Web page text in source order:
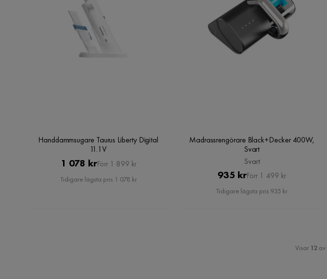
Handdammsugare Taurus Liberty Digital
11.1V
Pris
1 078 krOriginal
Pris
Förr 1 899 kr
Tidigare lägsta pris 1 078 kr
Madrassrengörare Black+Decker 400W,
Svart
Svart
Pris
935 kr Original
Pris
Förr 1 499 kr
Tidigare lägsta pris 935 kr
Visar 12av